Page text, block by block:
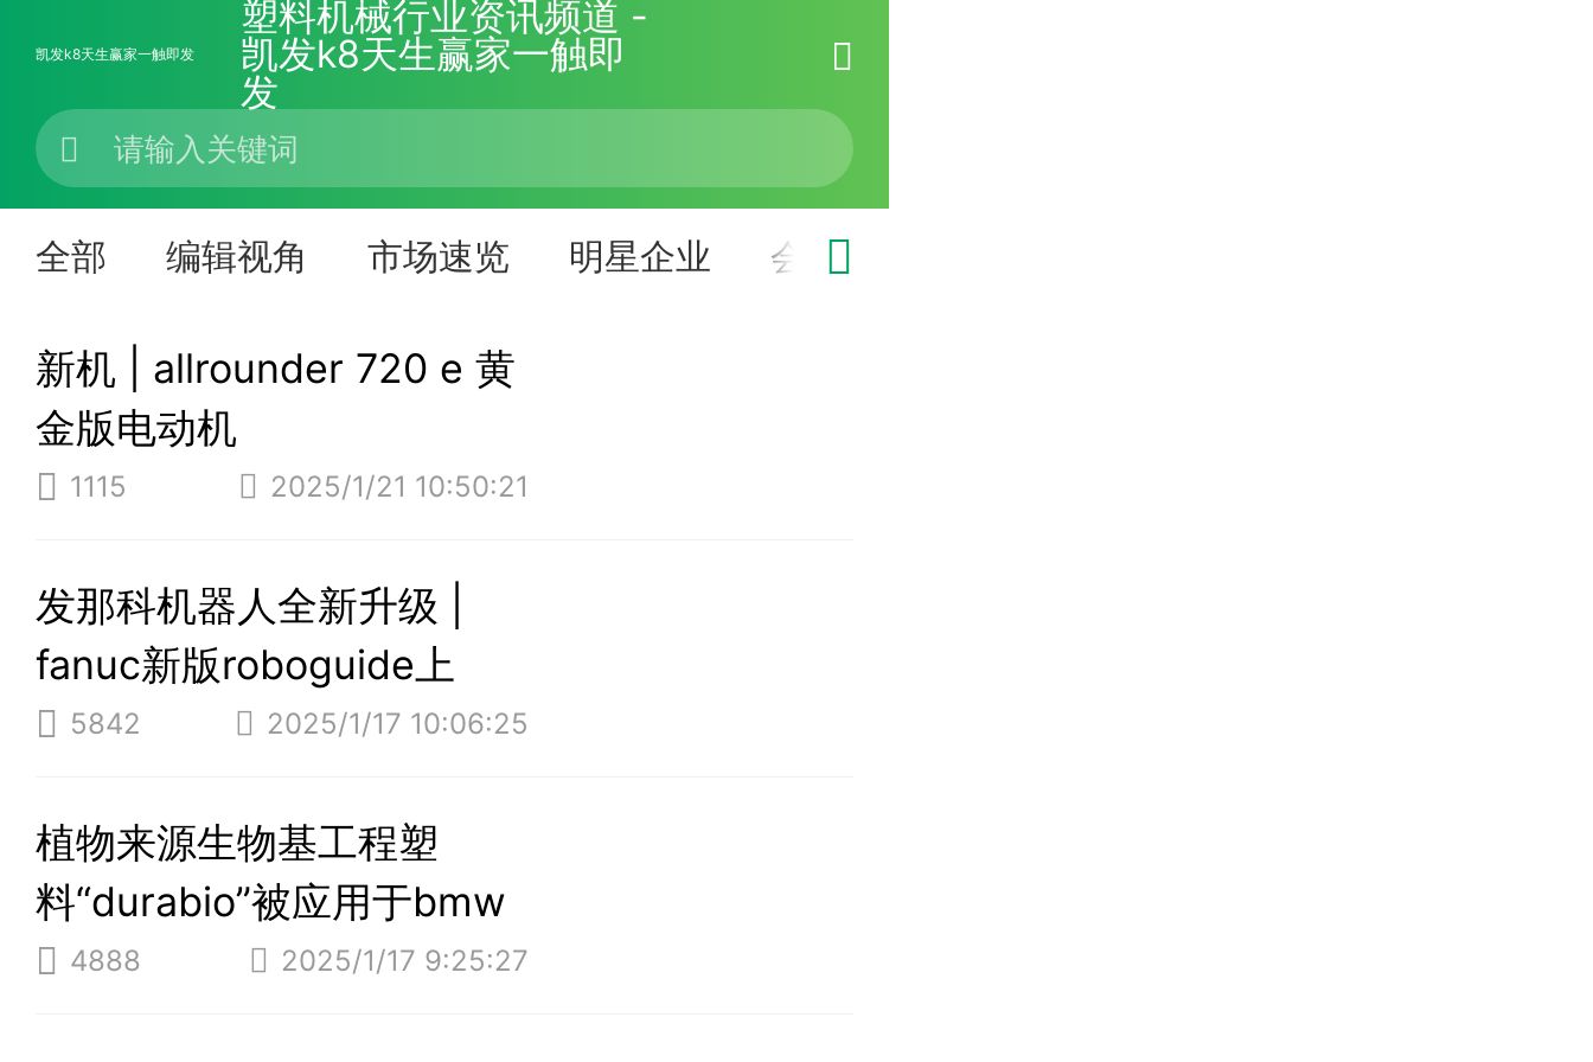
凯发k8天生赢家一触即发
塑料机械行业资讯频道 -
凯发k8天生赢家一触即
发
全部 编辑视角 市场速览 明星企业 会展快讯
新机 | allrounder 720 e 黄
金版电动机
1115 2025/1/21 10:50:21
发那科机器人全新升级 |
fanuc新版roboguide上
线！
5842 2025/1/17 10:06:25
植物来源生物基工程塑
料“durabio”被应用于bmw
7系的双肾格栅
4888 2025/1/17 9:25:27